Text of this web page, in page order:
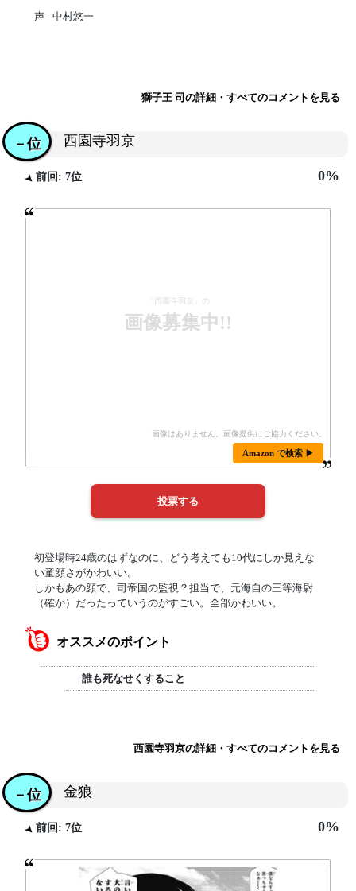
声 - 中村悠一
獅子王 司の詳細・すべてのコメントを見る
西園寺羽京
－位
前回: 7位 0%
「西園寺羽京」の
画像募集中!!
Amazon で検索 ▶
初登場時24歳のはずなのに、どう考えても10代にしか見えな
い童顔さがかわいい。
しかもあの顔で、司帝国の監視？担当で、元海自の三等海尉
（確か）だったっていうのがすごい。全部かわいい。
オススメのポイント
誰も死なせくすること
西園寺羽京の詳細・すべてのコメントを見る
金狼
－位
前回: 7位 0%